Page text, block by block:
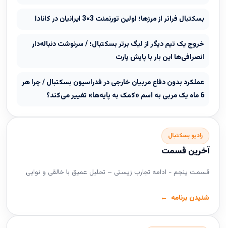
بسکتبال فراتر از مرزها؛ اولین تورنمنت 3×3 ایرانیان در کانادا
خروج یک تیم دیگر از لیگ برتر بسکتبال؛ / سرنوشت دنباله‌دار
انصرافی‌ها این بار با پایش پارت
عملکرد بدون دفاع مربیان خارجی در فدراسیون بسکتبال / چرا هر
6 ماه یک مربی به اسم «کمک به پایه‌ها» تغییر می‌کند؟
رادیو بسکتبال
آخرین قسمت
قسمت پنجم - ادامه تجارب زیستی – تحلیل عمیق با خالقی و نوایی
شنیدن برنامه